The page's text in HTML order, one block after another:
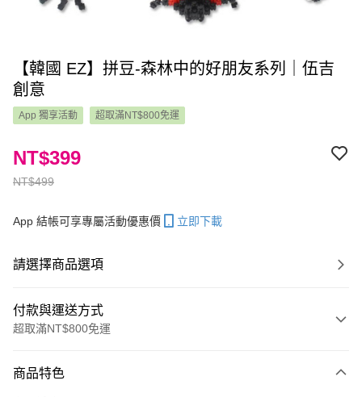
【韓國 EZ】拼豆-森林中的好朋友系列｜伍吉
創意
App 獨享活動 超取滿NT$800免運
NT$499
NT$399
App 結帳可享專屬活動優惠價 立即下載
請選擇商品選項
付款與運送方式
超取滿NT$800免運
信用卡一次付款
商品特色